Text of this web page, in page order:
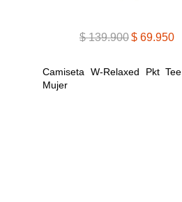
$ 139.900$ 69.950
Camiseta W-Relaxed Pkt Tee
Mujer